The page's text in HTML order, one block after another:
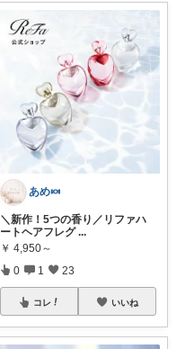
あめ🍬
＼新作！5つの香り／リファハ
ートヘアフレグ ...
￥ 4,950～
0 1 23
コレ いいね